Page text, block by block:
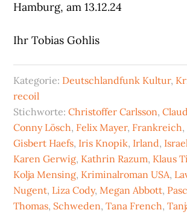
Hamburg, am 13.12.24
Ihr Tobias Gohlis
Kategorie: Deutschlandfunk Kultur,
recoil
Stichworte:Christoffer Carlsson,
Conny Lösch, Felix Mayer, Frankreich,
Gisbert Haefs, Iris Knopik, Irland,
Karen Gerwig, Kathrin Razum, Klaus
Kolja Mensing, Kriminalroman USA,
Nugent, Liza Cody,Megan Abbott,
Thomas, Schweden,Tana French,